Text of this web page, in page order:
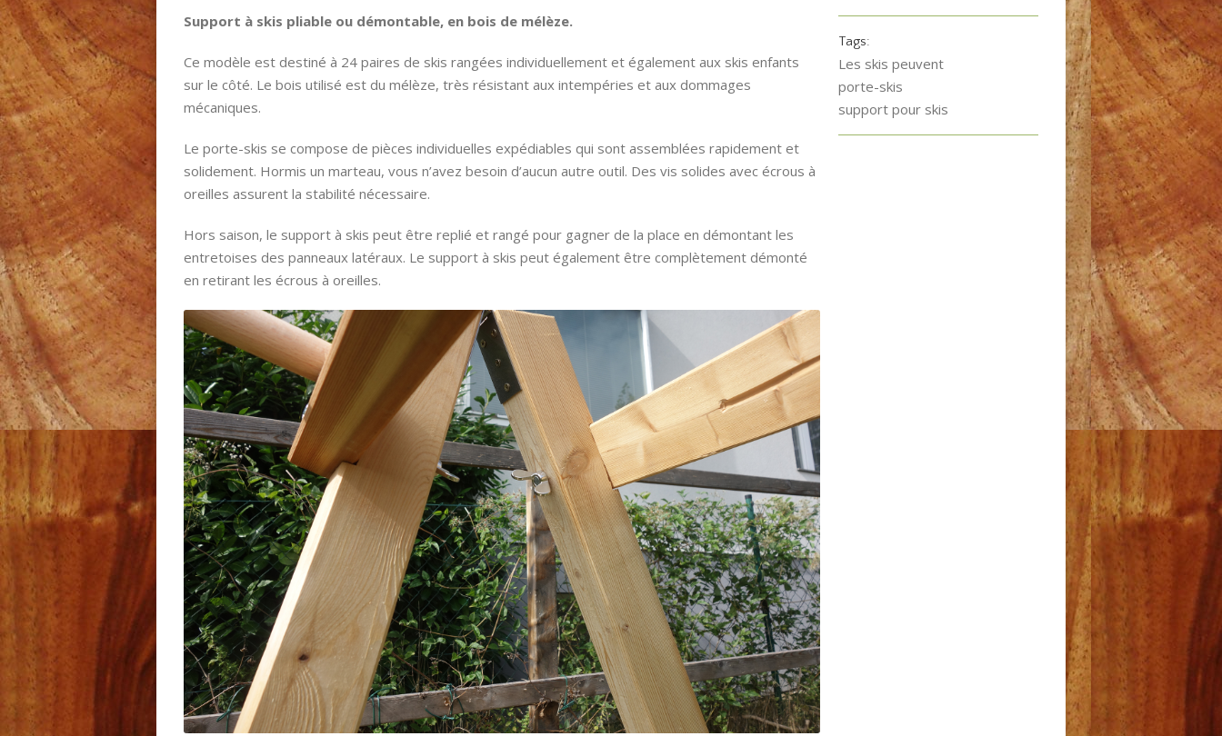
Support à skis pliable ou démontable, en bois de mélèze.
Ce modèle est destiné à 24 paires de skis rangées individuellement et également aux skis enfants
sur le côté. Le bois utilisé est du mélèze, très résistant aux intempéries et aux dommages
mécaniques.
Le porte-skis se compose de pièces individuelles expédiables qui sont assemblées rapidement et
solidement. Hormis un marteau, vous n’avez besoin d’aucun autre outil. Des vis solides avec écrous à
oreilles assurent la stabilité nécessaire.
Hors saison, le support à skis peut être replié et rangé pour gagner de la place en démontant les
entretoises des panneaux latéraux. Le support à skis peut également être complètement démonté
en retirant les écrous à oreilles.
Tags:
Les skis peuvent
porte-skis
support pour skis